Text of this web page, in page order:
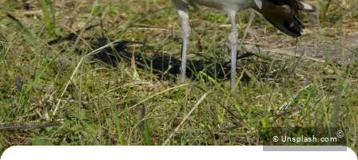
© Unsplash.com©